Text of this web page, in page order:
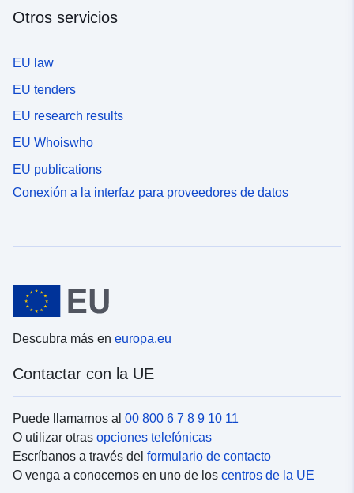
Otros servicios
EU law
EU tenders
EU research results
EU Whoiswho
EU publications
Conexión a la interfaz para proveedores de datos
Descubra más en europa.eu
Contactar con la UE
Puede llamarnos al 00 800 6 7 8 9 10 11
O utilizar otras opciones telefónicas
Escríbanos a través del formulario de contacto
O venga a conocernos en uno de los centros de la UE